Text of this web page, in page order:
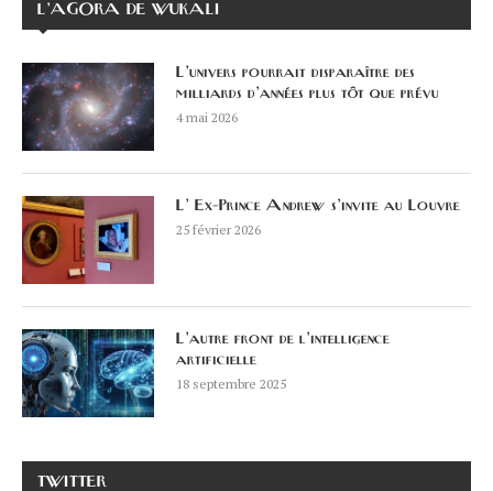
L’AGORA DE WUKALI
L’univers pourrait disparaître des
milliards d’années plus tôt que prévu
4 mai 2026
L’ Ex-Prince Andrew s’invite au Louvre
25 février 2026
L’autre front de l’intelligence
artificielle
18 septembre 2025
TWITTER